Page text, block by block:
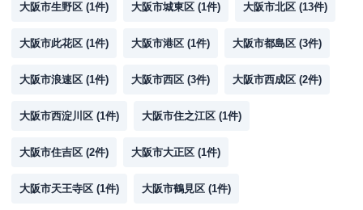
大阪市生野区 (1件) 大阪市城東区 (1件) 大阪市北区 (13件)
大阪市此花区 (1件) 大阪市港区 (1件) 大阪市都島区 (3件)
大阪市浪速区 (1件) 大阪市西区 (3件) 大阪市西成区 (2件)
大阪市西淀川区 (1件) 大阪市住之江区 (1件)
大阪市住吉区 (2件) 大阪市大正区 (1件)
大阪市天王寺区 (1件) 大阪市鶴見区 (1件)